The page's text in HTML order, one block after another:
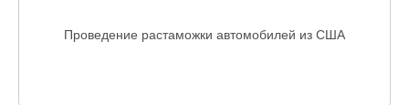
Проведение растаможки автомобилей из США